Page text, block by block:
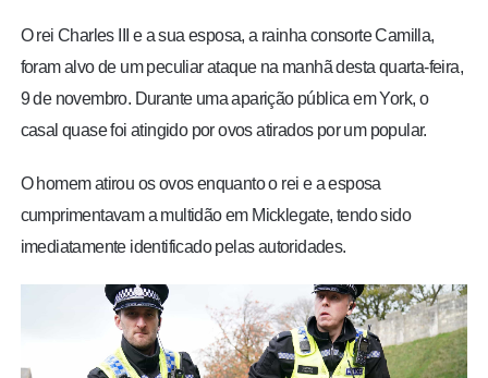
FOTOS
COLUNISTAS
O rei Charles III e a sua esposa, a rainha consorte Camilla,
foram alvo de um peculiar ataque na manhã desta quarta-feira,
9 de novembro. Durante uma aparição pública em York, o
casal quase foi atingido por ovos atirados por um popular.
O homem atirou os ovos enquanto o rei e a esposa
cumprimentavam a multidão em Micklegate, tendo sido
imediatamente identificado pelas autoridades.